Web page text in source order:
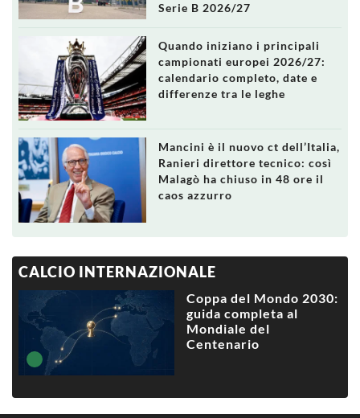
Serie B 2026/27
Quando iniziano i principali
campionati europei 2026/27:
calendario completo, date e
differenze tra le leghe
Mancini è il nuovo ct dell’Italia,
Ranieri direttore tecnico: così
Malagò ha chiuso in 48 ore il
caos azzurro
CALCIO INTERNAZIONALE
Coppa del Mondo 2030:
guida completa al
Mondiale del
Centenario